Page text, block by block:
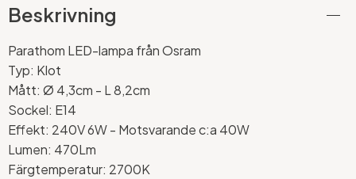
Beskrivning
Parathom LED-lampa från Osram
Typ: Klot
Mått: Ø 4,3cm - L 8,2cm
Sockel: E14
Effekt: 240V 6W - Motsvarande c:a 40W
Lumen: 470Lm
Färgtemperatur: 2700K